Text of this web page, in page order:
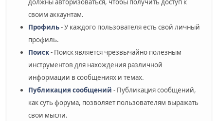
должны авторизоваться, чтобы получить доступ к
своим аккаунтам.
Профиль- У каждого пользователя есть свой личный
профиль.
Поиск- Поиск является чрезвычайно полезным
инструментов для нахождения различной
информации в сообщениях и темах.
Публикация сообщений - Публикация сообщений,
как суть форума, позволяет пользователям выражать
свои мысли.